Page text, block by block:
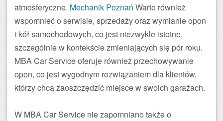
atmosferyczne. Mechanik Poznań Warto również
wspomnieć o serwisie, sprzedaży oraz wymianie opon
i kół samochodowych, co jest niezwykle istotne,
szczególnie w kontekście zmieniających się pór roku.
MBA Car Service oferuje również przechowywanie
opon, co jest wygodnym rozwiązaniem dla klientów,
którzy chcą zaoszczędzić miejsce w swoich garażach.
W MBA Car Service nie zapomniano także o